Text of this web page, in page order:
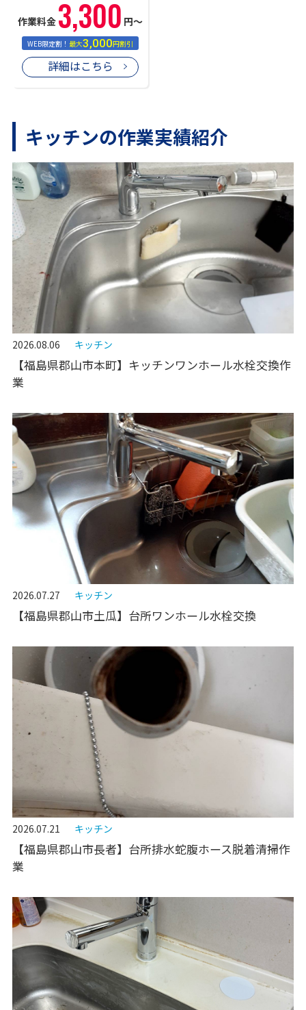
作業料金 3,300 円〜
WEB限定割！最大3,000円割引
詳細はこちら
キッチンの作業実績紹介
2026.08.06 キッチン
【福島県郡山市本町】キッチンワンホール水栓交換作
業
2026.07.27 キッチン
【福島県郡山市土瓜】台所ワンホール水栓交換
2026.07.21 キッチン
【福島県郡山市長者】台所排水蛇腹ホース脱着清掃作
業